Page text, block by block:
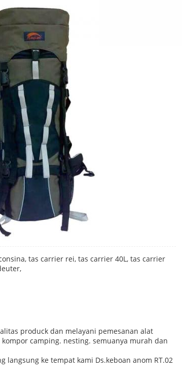
tas carrier rei, tas carrier 40L, tas carrier
produck dan melayani pemesanan alat
camping. nesting. semuanya murah dan
ke tempat kami Ds.keboan anom RT.02